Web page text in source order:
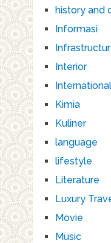
history and
Informasi
Interior
Kimia
Kuliner
language
lifestyle
Literature
Luxury
Movie
Music